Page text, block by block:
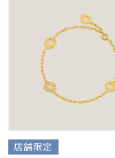
ブランド
カテゴリー
素材
お気に入り登録数
店舗限定